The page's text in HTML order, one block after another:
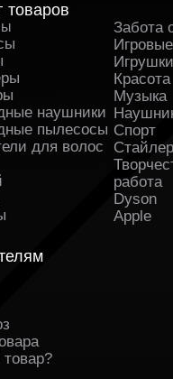
товаров
наушники
пылесосы
для волос
Забота
Игрушки
Красота
Музыка
Спорт
работа
Dyson
Apple